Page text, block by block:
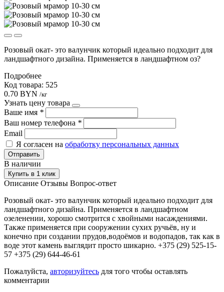
Розовый окат- это валунчик который идеально подходит для
ландшафтного дизайна. Применяется в ландшафтном оз?
Подробнее
Код товара: 525
0.70 BYN /кг
Узнать цену товара
Ваше имя *
Ваш номер телефона *
Email
Я согласен на обработку персональных данных
Отправить
В наличии
Купить в 1 клик
Описание Отзывы Вопрос-ответ
Розовый окат- это валунчик который идеально подходит для
ландшафтного дизайна. Применяется в ландшафтном
озеленении, хорошо смотрится с хвойными насаждениями.
Также применяется при сооружении сухих ручьёв, ну и
конечно при создании прудов,водоёмов и водопадов, так как в
воде этот камень выглядит просто шикарно. +375 (29) 525-15-
57 +375 (29) 644-46-61
Пожалуйста, авторизуйтесь для того чтобы оставлять
комментарии